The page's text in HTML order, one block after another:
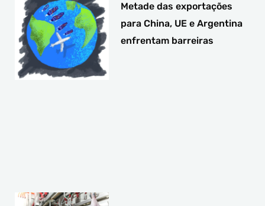
Metade das exportações
para China, UE e Argentina
enfrentam barreiras